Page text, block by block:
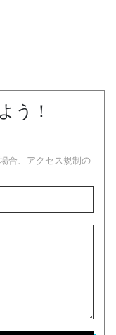
う！
合、アクセス規制の